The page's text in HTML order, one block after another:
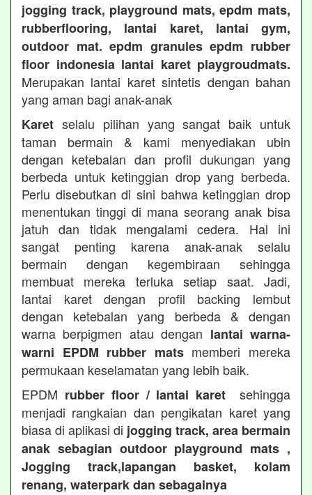
jogging track, playground mats, epdm mats,
rubberflooring, lantai karet, lantai gym,
outdoor mat. epdm granules epdm rubber
floor indonesia lantai karet playgroudmats.
Merupakan lantai karet sintetis dengan bahan
yang aman bagi anak-anak
Karet selalu pilihan yang sangat baik untuk
taman bermain & kami menyediakan ubin
dengan ketebalan dan profil dukungan yang
berbeda untuk ketinggian drop yang berbeda.
Perlu disebutkan di sini bahwa ketinggian drop
menentukan tinggi di mana seorang anak bisa
jatuh dan tidak mengalami cedera. Hal ini
sangat penting karena anak-anak selalu
bermain dengan kegembiraan sehingga
membuat mereka terluka setiap saat. Jadi,
lantai karet dengan profil backing lembut
dengan ketebalan yang berbeda & dengan
warna berpigmen atau dengan lantai warna-
warni EPDM rubber matsmemberi mereka
permukaan keselamatan yang lebih baik.
EPDM rubber floor / lantai karet sehingga
menjadi rangkaian dan pengikatan karet yang
biasa di aplikasi di jogging track, area bermain
anak sebagian outdoor playground mats ,
Jogging track,lapangan basket, kolam
renang, waterpark dan sebagainya